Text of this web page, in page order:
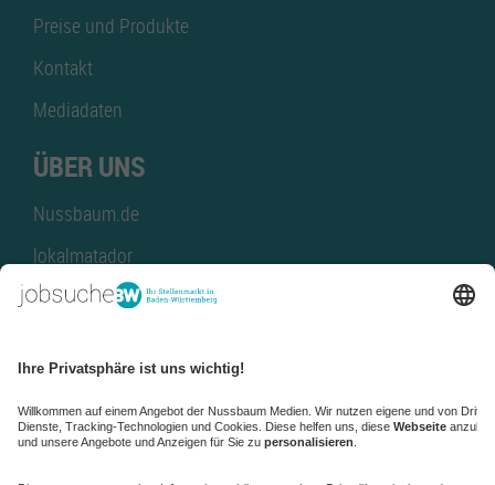
Preise und Produkte
Kontakt
Mediadaten
ÜBER UNS
Nussbaum.de
lokalmatador
kaufinBW
NussbaumID
Nussbaum Medien